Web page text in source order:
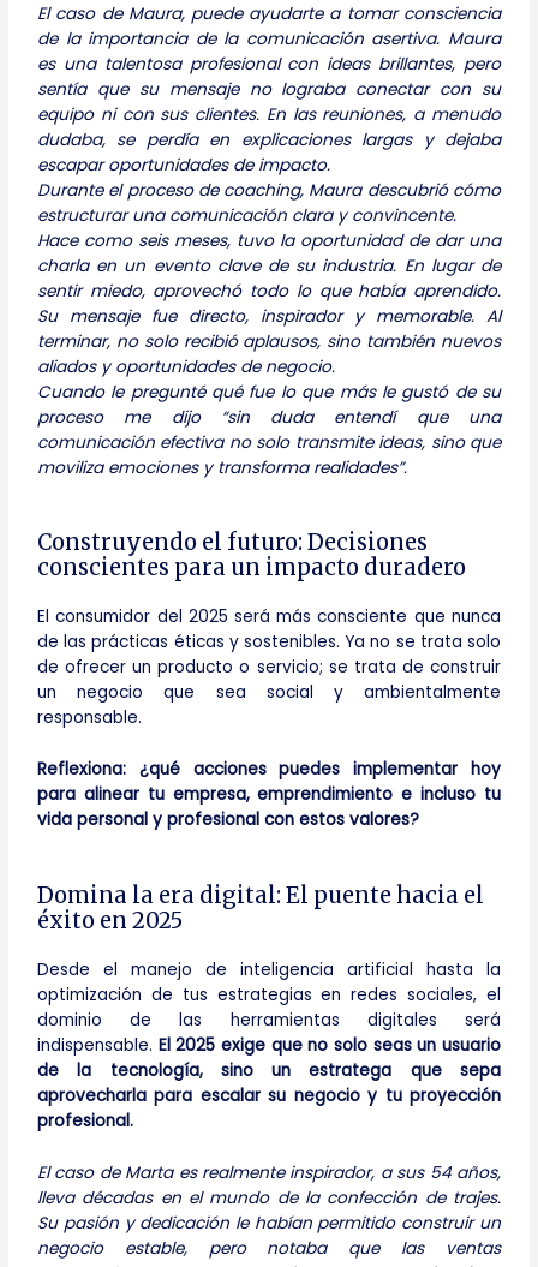
El caso de Maura, puede ayudarte a tomar consciencia
de la importancia de la comunicación asertiva. Maura
es una talentosa profesional con ideas brillantes, pero
sentía que su mensaje no lograba conectar con su
equipo ni con sus clientes. En las reuniones, a menudo
dudaba, se perdía en explicaciones largas y dejaba
escapar oportunidades de impacto.
Durante el proceso de coaching, Maura descubrió cómo
estructurar una comunicación clara y convincente.
Hace como seis meses, tuvo la oportunidad de dar una
charla en un evento clave de su industria. En lugar de
sentir miedo, aprovechó todo lo que había aprendido.
Su mensaje fue directo, inspirador y memorable. Al
terminar, no solo recibió aplausos, sino también nuevos
aliados y oportunidades de negocio.
Cuando le pregunté qué fue lo que más le gustó de su
proceso me dijo “sin duda entendí que una
comunicación efectiva no solo transmite ideas, sino que
moviliza emociones y transforma realidades”.
Construyendo el futuro: Decisiones
conscientes para un impacto duradero
El consumidor del 2025 será más consciente que nunca
de las prácticas éticas y sostenibles. Ya no se trata solo
de ofrecer un producto o servicio; se trata de construir
un negocio que sea social y ambientalmente
responsable.
Reflexiona: ¿qué acciones puedes implementar hoy
para alinear tu empresa, emprendimiento e incluso tu
vida personal y profesional con estos valores?
Domina la era digital: El puente hacia el
éxito en 2025
Desde el manejo de inteligencia artificial hasta la
optimización de tus estrategias en redes sociales, el
dominio de las herramientas digitales será
indispensable. El 2025 exige que no solo seas un usuario
de la tecnología, sino un estratega que sepa
aprovecharla para escalar su negocio y tu proyección
profesional.
El caso de Marta es realmente inspirador, a sus 54 años,
lleva décadas en el mundo de la confección de trajes.
Su pasión y dedicación le habían permitido construir un
negocio estable, pero notaba que las ventas